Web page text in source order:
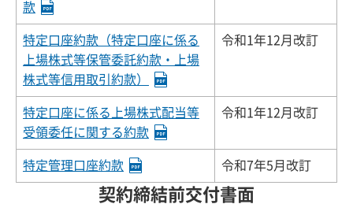
款
特定口座約款（特定口座に係る
上場株式等保管委託約款・上場
株式等信用取引約款）
令和1年12月改訂
特定口座に係る上場株式配当等
受領委任に関する約款
令和1年12月改訂
特定管理口座約款 令和7年5月改訂
契約締結前交付書面